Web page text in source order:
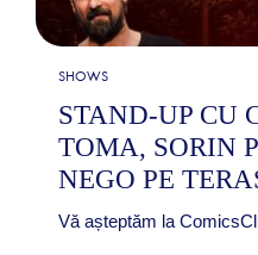
SHOWS
STAND-UP CU
TOMA, SORIN
NEGO PE
Vă așteptăm la